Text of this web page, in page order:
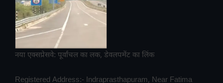
नया एक्सप्रेसवे: पूर्वांचल का लक, डेवलपमेंट का लिंक
Registered Address:- Indraprasthapuram, Near Fatima